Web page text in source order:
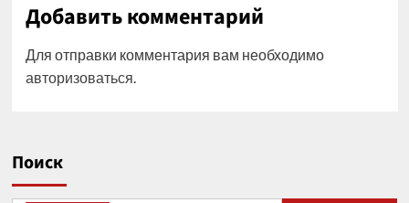
Добавить комментарий
Для отправки комментария вам необходимо
авторизоваться.
Поиск